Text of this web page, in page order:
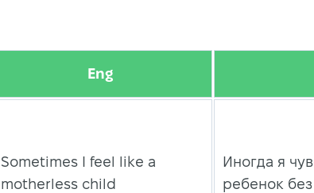
Eng
Sometimes I feel like a
motherless child
Иногда я
ребенок